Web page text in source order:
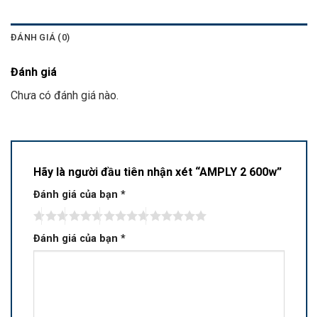
ĐÁNH GIÁ (0)
Đánh giá
Chưa có đánh giá nào.
Hãy là người đầu tiên nhận xét “AMPLY 2 600w”
Đánh giá của bạn *
Đánh giá của bạn *